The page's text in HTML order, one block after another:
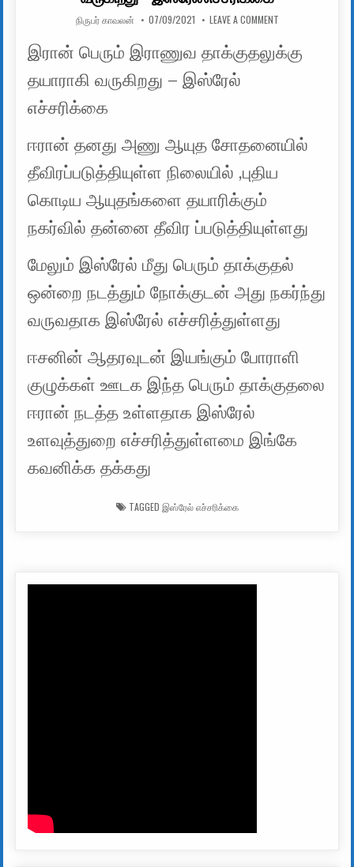
AUTHOR:
நிருபர் காவலன் PUBLISHED DATE:
07/09/2021 LEAVE A COMMENTON இரான் பெரும்
இரான் பெரும் இராணுவ தாக்குதலுக்கு
தயாராகி வருகிறது – இஸ்ரேல்
எச்சரிக்கை
ஈரான் தனது அணு ஆயுத சோதனையில்
தீவிரப்படுத்தியுள்ள நிலையில் ,புதிய
கொடிய ஆயுதங்களை தயாரிக்கும்
நகர்வில் தன்னை தீவிர ப்படுத்தியுள்ளது
மேலும் இஸ்ரேல் மீது பெரும் தாக்குதல்
ஒன்றை நடத்தும் நோக்குடன் அது நகர்ந்து
வருவதாக இஸ்ரேல் எச்சரித்துள்ளது
ஈசனின் ஆதரவுடன் இயங்கும் போராளி
குழுக்கள் ஊடக இந்த பெரும் தாக்குதலை
ஈரான் நடத்த உள்ளதாக இஸ்ரேல்
உளவுத்துறை எச்சரித்துள்ளமை இங்கே
கவனிக்க தக்கது
TAGGED இஸ்ரேல் எச்சரிக்கை